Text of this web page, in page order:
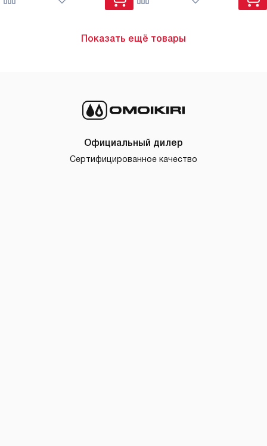
Показать ещё товары
Официальный дилер
Сертифицированное качество